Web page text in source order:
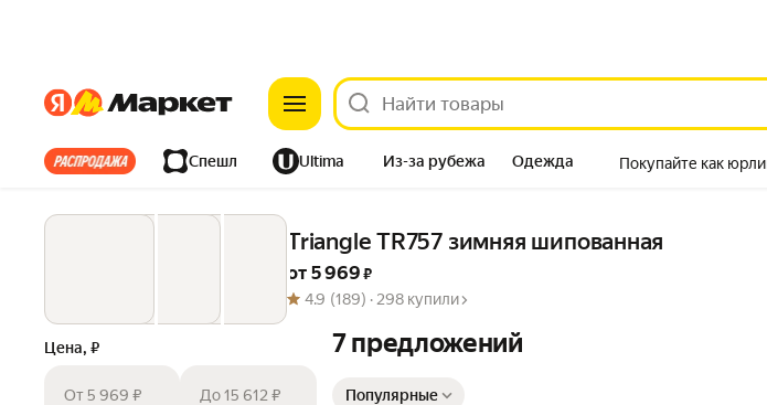
ЯндексЯндекс
Все хиты Спешл Ultima Из-за рубежа Одежда
Дом Ремонт Детям Красота
Покупайте как
Triangle TR757 зимняя шипованная
от 5 969 ₽
4.9 (189) · 298 купили
Цена, ₽
От 5 969 ₽ До 15 612 ₽
7 предложений
Популярные